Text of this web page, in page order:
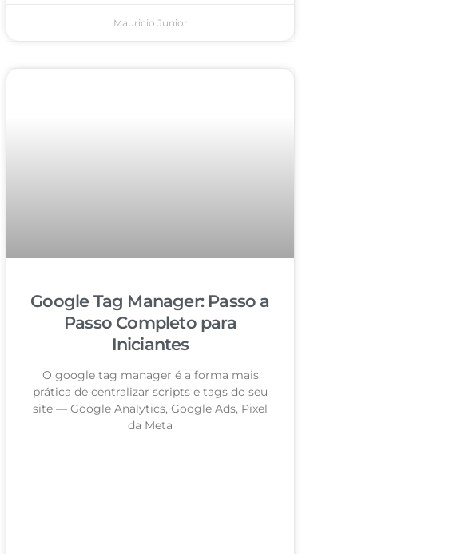
Mauricio Junior
Google Tag Manager: Passo a
Passo Completo para
Iniciantes
O google tag manager é a forma mais
prática de centralizar scripts e tags do seu
site — Google Analytics, Google Ads, Pixel
da Meta